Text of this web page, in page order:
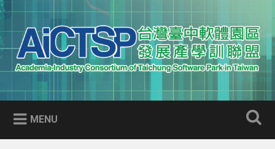
Skip
to
content
Search
AICTSP 台灣臺中軟體園區發展
產學訓聯盟
Academia-Industry Consortium of Taichung Software Park
in Taiwan
MENU